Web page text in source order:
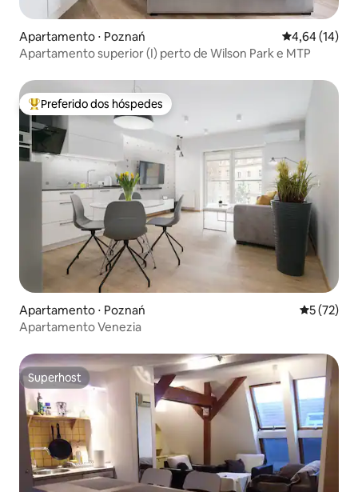
Apartamento ⋅ Poznań 4,64 de uma
4,64 (14)
Apartamento superior (I) perto de Wilson Park e MTP
Entre os melhores preferidos dos hóspedes
Preferido dos hóspedes
Apartamento ⋅ Poznań 5 de uma
5 (72)
Apartamento Venezia
Superhost
Superhost